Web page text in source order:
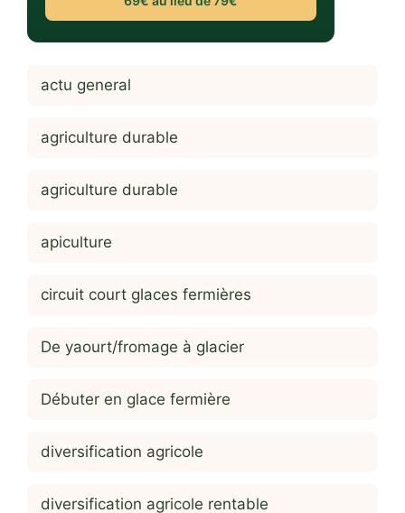
actu general
agriculture durable
agriculture durable
apiculture
circuit court glaces fermières
De yaourt/fromage à glacier
Débuter en glace fermière
diversification agricole
diversification agricole rentable